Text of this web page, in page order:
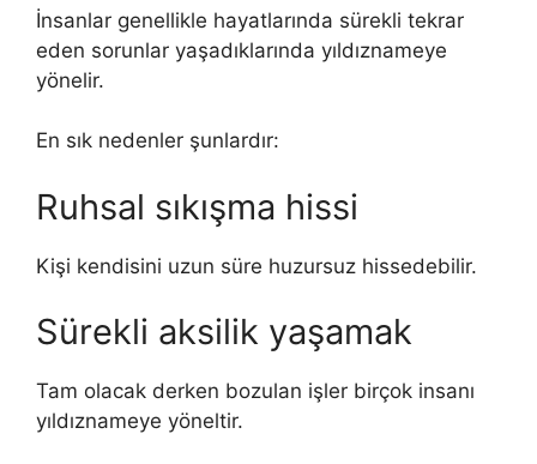
İnsanlar genellikle hayatlarında sürekli tekrar
eden sorunlar yaşadıklarında yıldıznameye
yönelir.
En sık nedenler şunlardır:
Ruhsal sıkışma hissi
Kişi kendisini uzun süre huzursuz hissedebilir.
Sürekli aksilik yaşamak
Tam olacak derken bozulan işler birçok insanı
yıldıznameye yöneltir.